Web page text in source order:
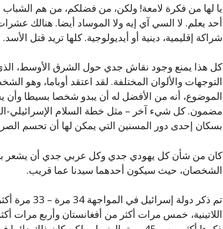
يا لها من فكرة لامعة! ولكن، من فضلكم، من هم الشباب
أحد يعلم. لا السي آي إيه ولا الموساد أيضا. هنالك
شراكة إقليمية، دينية أو أيديولوجية. كلها تريد قتل
كل هذا يمنع وجود نقاش جدي حول الشرق الأوسط، الذي
التوجهات والألوان المختلفة. لقد اعتقد أوباما، وهو
الموضوع، أنه من الأفضل له أن يبدو شخصا بسيطا
مضمون. كل شيء آخر – مثل خطة السلام الإسرائيلي-
بسكان إحدى دور المسنين التي يمكن لها أن تحسم
كان من شأن كل يهودي جدي وكل عربي جدي أن يشعر
الشخصان، حيث سيكون أحدهما سيدنا عما قريب.
اللاتينية، خمس مرات أكثر من أفغانستان وأربع مرات